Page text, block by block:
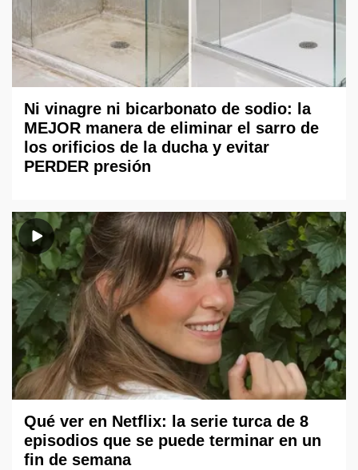
Ni vinagre ni bicarbonato de sodio: la
MEJOR manera de eliminar el sarro de
los orificios de la ducha y evitar
PERDER presión
Qué ver en Netflix: la serie turca de 8
episodios que se puede terminar en un
fin de semana